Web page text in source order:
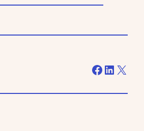
Facebook LinkedIn X